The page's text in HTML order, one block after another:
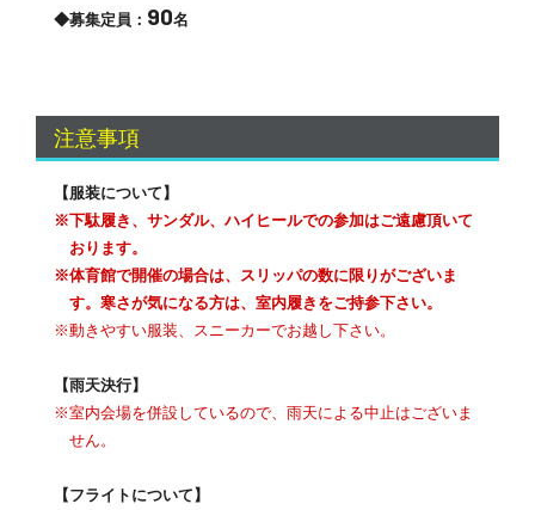
◆募集定員： 90名
注意事項
【服装について】
※下駄履き、サンダル、ハイヒールでの参加はご遠慮頂いて
おります。
※体育館で開催の場合は、スリッパの数に限りがございま
す。寒さが気になる方は、室内履きをご持参下さい。
※動きやすい服装、スニーカーでお越し下さい。
【雨天決行】
※室内会場を併設しているので、雨天による中止はございま
せん。
【フライトについて】